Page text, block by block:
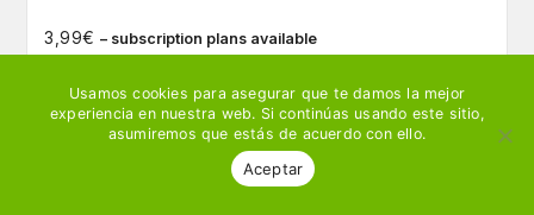
3,99€ – subscription plans available
Ver producto 🛒 Añadir
Usamos cookies para asegurar que te damos la mejor
experiencia en nuestra web. Si continúas usando este sitio,
asumiremos que estás de acuerdo con ello.
Aceptar